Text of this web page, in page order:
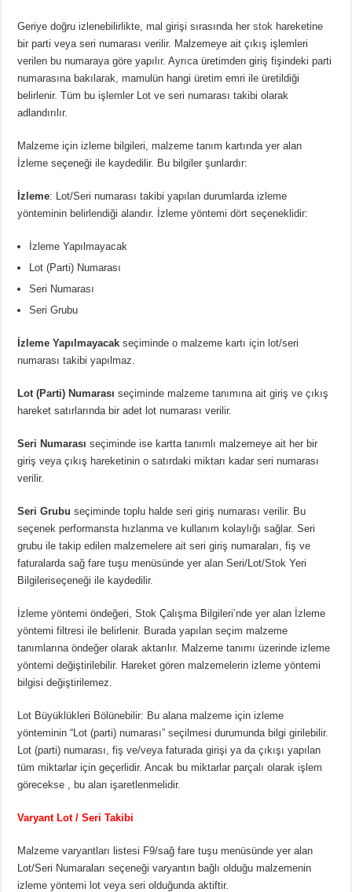
Geriye doğru izlenebilirlikte, mal girişi sırasında herstok hareketine
bir parti veya seri numarası verilir. Malzemeye ait çıkış işlemleri
verilen bu numaraya göre yapılır. Ayrıca üretimden giriş fişindeki parti
numarasına bakılarak, mamulün hangi üretim emri ile üretildiği
belirlenir. Tüm bu işlemler Lot ve seri numarası takibi olarak
adlandırılır.
Malzeme için izleme bilgileri, malzeme tanım kartında yer alan
İzleme seçeneği ile kaydedilir. Bu bilgiler şunlardır:
İzleme: Lot/Seri numarası takibi yapılan durumlarda izleme
yönteminin belirlendiği alandır. İzleme yöntemi dört seçeneklidir:
İzleme Yapılmayacak
Lot (Parti) Numarası
Seri Numarası
Seri Grubu
İzleme Yapılmayacakseçiminde o malzeme kartı için lot/seri
numarası takibi yapılmaz.
Lot (Parti) Numarası seçiminde malzeme tanımına ait giriş ve çıkış
hareket satırlarında bir adet lot numarası verilir.
Seri Numarası seçiminde ise kartta tanımlı malzemeye ait her bir
giriş veya çıkış hareketinin o satırdaki miktarı kadar seri numarası
verilir.
Seri Grubu seçiminde toplu halde seri giriş numarası verilir. Bu
seçenek performansta hızlanma ve kullanım kolaylığı sağlar. Seri
grubu ile takip edilen malzemelere ait seri giriş numaraları, fiş ve
faturalarda sağ fare tuşu menüsünde yer alan Seri/Lot/Stok Yeri
Bilgileriseçeneği ile kaydedilir.
İzleme yöntemi öndeğeri, Stok Çalışma Bilgileri’nde yer alan İzleme
yöntemi filtresi ile belirlenir. Burada yapılan seçim malzeme
tanımlarına öndeğer olarak aktarılır. Malzeme tanımı üzerinde izleme
yöntemi değiştirilebilir. Hareket gören malzemelerin izleme yöntemi
bilgisi değiştirilemez.
Lot Büyüklükleri Bölünebilir: Bu alana malzeme için izleme
yönteminin “Lot (parti) numarası” seçilmesi durumunda bilgi girilebilir.
Lot (parti) numarası, fiş ve/veya faturada girişi ya da çıkışı yapılan
tüm miktarlar için geçerlidir. Ancak bu miktarlar parçalı olarak işlem
görecekse , bu alan işaretlenmelidir.
Varyant Lot / Seri Takibi
Malzeme varyantları listesi F9/sağ fare tuşu menüsünde yer alan
Lot/Seri Numaraları seçeneği varyantın bağlı olduğu malzemenin
izleme yöntemi lot veya seri olduğunda aktiftir.